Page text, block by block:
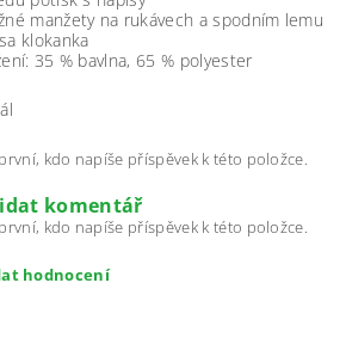
manžety na rukávech a spodním lemu
klokanka
35 % bavlna, 65 % polyester
kdo napíše příspěvek k této položce.
komentář
kdo napíše příspěvek k této položce.
hodnocení